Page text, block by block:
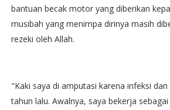
bantuan becak motor yang diberikan
musibah yang menimpa dirinya masih
rezeki oleh Allah.
"Kaki saya di amputasi karena infeksi
tahun lalu. Awalnya, saya bekerja